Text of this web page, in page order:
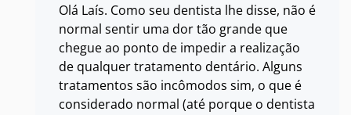
Olá Laís. Como seu dentista lhe disse, não é
normal sentir uma dor tão grande que
chegue ao ponto de impedir a realização
de qualquer tratamento dentário. Alguns
tratamentos são incômodos sim, o que é
considerado normal (até porque o dentista